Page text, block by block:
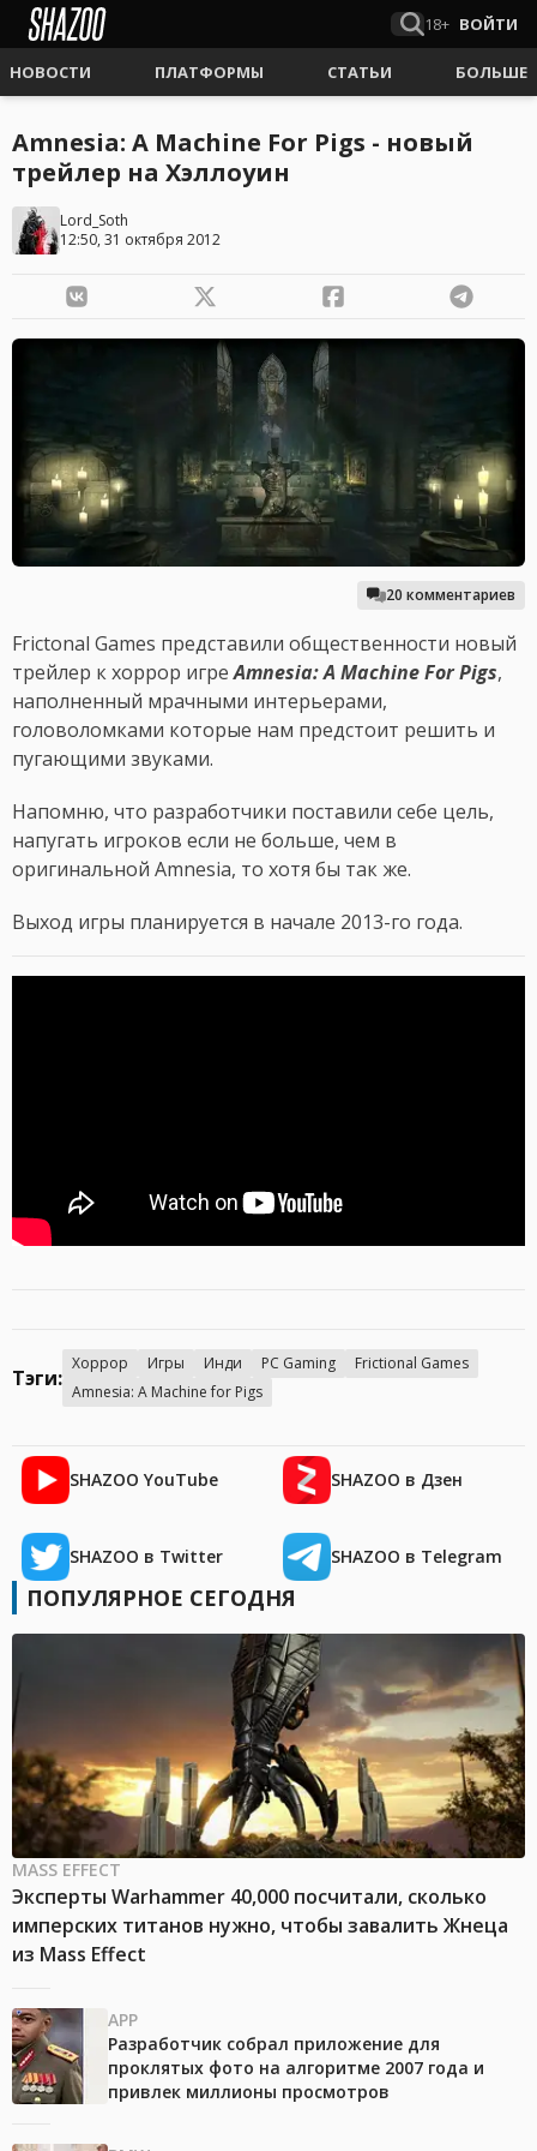
18+ ВОЙТИ
НОВОСТИ ПЛАТФОРМЫ СТАТЬИ БОЛЬШЕ
Amnesia: A Machine For Pigs - новый
трейлер на Хэллоуин
Lord_Soth
12:50, 31 октября 2012
20 комментариев
Frictonal Games представили общественности новый
трейлер к хоррор игреAmnesia: A Machine For Pigs,
наполненный мрачными интерьерами,
головоломками которые нам предстоит решить и
пугающими звуками.
Напомню, что разработчики поставили себе цель,
напугать игроков если не больше, чем в
оригинальной Amnesia, то хотя бы так же.
Выход игры планируется в начале 2013-го года.
Тэги:
Хоррор Игры Инди PC Gaming
Frictional Games
Amnesia: A Machine for Pigs
SHAZOO YouTube SHAZOO в Дзен
SHAZOO в Twitter SHAZOO в Telegram
ПОПУЛЯРНОЕ СЕГОДНЯ
MASS EFFECT
Эксперты Warhammer 40,000 посчитали, сколько
имперских титанов нужно, чтобы завалить Жнеца
из Mass Effect
APP
Разработчик собрал приложение для
проклятых фото на алгоритме 2007 года и
привлек миллионы просмотров